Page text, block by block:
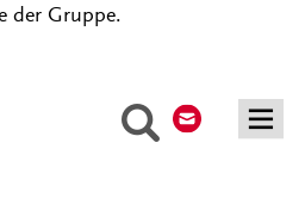
Suche
der Gruppe.